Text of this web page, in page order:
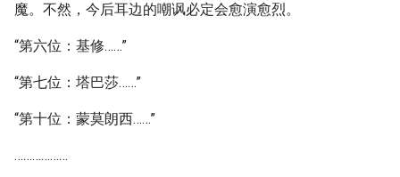
魔。不然，今后耳边的嘲讽必定会愈演愈烈。
“第六位：基修……”
“第七位：塔巴莎……”
“第十位：蒙莫朗西……”
………………